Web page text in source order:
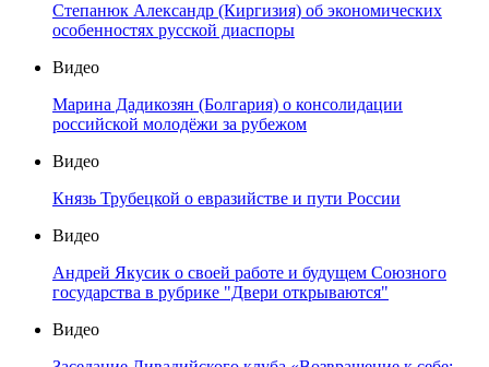
Степанюк Александр (Киргизия) об экономических
особенностях русской диаспоры
Видео
Марина Дадикозян (Болгария) о консолидации
российской молодёжи за рубежом
Видео
Князь Трубецкой о евразийстве и пути России
Видео
Андрей Якусик о своей работе и будущем Союзного
государства в рубрике "Двери открываются"
Видео